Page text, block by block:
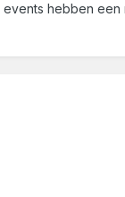
hebben